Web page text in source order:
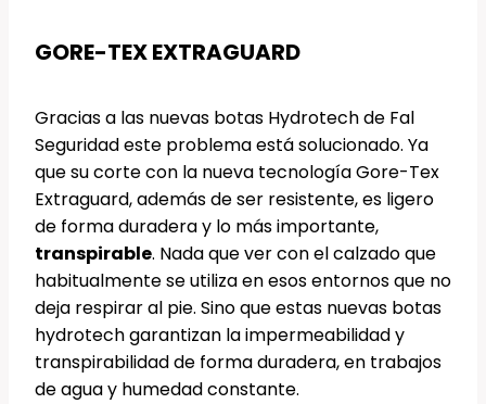
GORE-TEX EXTRAGUARD
Gracias a las nuevas botas Hydrotech de Fal
Seguridad este problema está solucionado. Ya
que su corte con la nueva tecnología Gore-Tex
Extraguard, además de ser resistente, es ligero
de forma duradera y lo más importante,
transpirable. Nada que ver con el calzado que
habitualmente se utiliza en esos entornos que no
deja respirar al pie. Sino que estas nuevas botas
hydrotech garantizan la impermeabilidad y
transpirabilidad de forma duradera, en trabajos
de agua y humedad constante.